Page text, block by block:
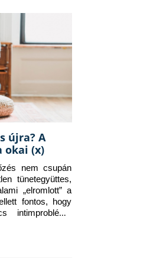
újra? A
okai (x)
nem csupán
tünetegyüttes,
„elromlott” a
fontos, hogy